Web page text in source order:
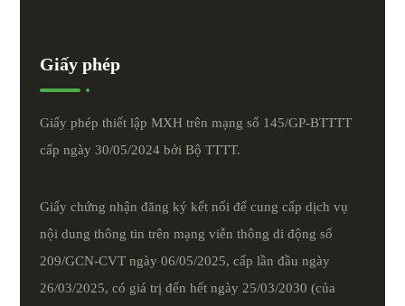
Giấy phép
Giấy phép thiết lập MXH trên mạng số 145/GP-BTTTT
cấp ngày 30/05/2024 bởi Bộ TTTT.
Giấy chứng nhận đăng ký kết nối để cung cấp dịch vụ
nội dung thông tin trên mạng viễn thông di động số
209/GCN-CVT ngày 06/05/2025, cấp lần đầu ngày
26/03/2025, có giá trị đến hết ngày 25/03/2030 (của